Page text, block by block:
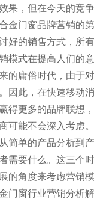
果，但在今天的竞
金门窗品牌营销的
好的销售方式，所
模式在提高人们的
的庸俗时代，由于
因此，在快速移动
得更多的品牌联想
可能不会深入考虑。
简单的产品分析到
需要什么。这三个
的角度来考虑营销
门窗行业营销分析